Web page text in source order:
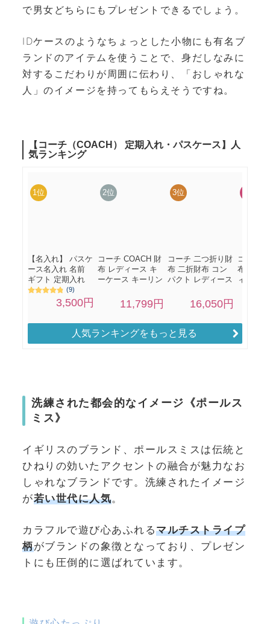
で男女どちらにもプレゼントできるでしょう。
IDケースのようなちょっとした小物にも有名ブ
ランドのアイテムを使うことで、身だしなみに
対するこだわりが周囲に伝わり、「おしゃれな
人」のイメージを持ってもらえそうですね。
人気ランキングをもっと見る
洗練された都会的なイメージ《ポールス
ミス》
イギリスのブランド、ポールスミスは伝統と
ひねりの効いたアクセントの融合が魅力なお
しゃれなブランドです。洗練されたイメージ
が若い世代に人気。
カラフルで遊び心あふれるマルチストライプ
柄がブランドの象徴となっており、プレゼン
トにも圧倒的に選ばれています。